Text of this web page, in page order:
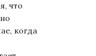
что
когда